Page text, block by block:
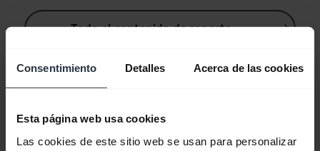
Consentimiento Detalles Acerca de las cookies
Esta página web usa cookies
Las cookies de este sitio web se usan para personalizar
Todo el contenido de soporte
Recursos para empezar
Guía de sincronización Bluetooth